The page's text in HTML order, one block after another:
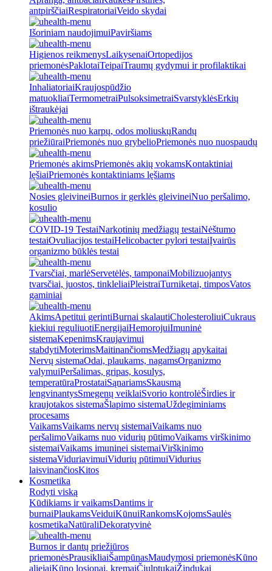
antpirščiaiRespiratoriaiVeido skydai
Išoriniam naudojimuiPaviršiams
Higienos reikmenysLaikysenaiOrtopedijos
priemonėsPaklotaiTeipaiTraumų gydymui ir profilaktikai
InhaliatoriaiKraujospūdžio
matuokliaiTermometraiPulsoksimetraiSvarstyklėsErkių
ištraukėjai
Priemonės nuo karpų, odos moliuskųRandų
priežiūraiPriemonės nuo grybelioPriemonės nuo nuospaudų
Priemonės akimsPriemonės akių vokamsKontaktiniai
lęšiaiPriemonės kontaktiniams lęšiams
Nosies gleivineiBurnos ir gerklės gleivineiNuo peršalimo,
kosulio
COVID-19 TestaiNarkotinių medžiagų testaiNėštumo
testaiOvuliacijos testaiHelicobacter pylori testaiĮvairūs
organizmo būklės testai
Tvarsčiai, marlėServetėlės, tamponaiMobilizuojantys
tvarsčiai, juostos, tinkleliaiPleistraiTurniketai, timposVatos
gaminiai
AkimsApetitui gerintiBurnai skalautiCholesteroliuiCukraus
kiekiui reguliuotiEnergijaiHemorojuiImuninė
sistemaKepenimsKraujavimui
stabdytiMoterimsMaitinančiomsMedžiagų apykaitai
Nervų sistemaOdai, plaukams, nagamsOrganizmo
valymuiPeršalimas, gripas, kosulys,
temperatūraProstataiSąnariamsSkausmą
lengvinantysSmegenų veiklaiSvorio kontrolėŠirdies ir
kraujotakos sistemaŠlapimo sistemaUždegiminiams
procesams
VaikamsVaikams nervų sistemaiVaikams nuo
peršalimoVaikams nuo vidurių pūtimoVaikams virškinimo
sistemaiVaikams imuninei sistemaiVirškinimo
sistemaViduriavimuiVidurių pūtimuiVidurius
laisvinančiosKitos
Kosmetika
Rodyti viską
Kūdikiams ir vaikamsDantims ir
burnaiPlaukamsVeiduiKūnuiRankomsKojomsSaulės
kosmetikaNatūraliDekoratyvinė
Burnos ir dantų priežiūros
priemonėsPrausikliaiŠampūnasMaudymosi priemonėsKūno
aliejaiKūno losjonai, kremaiČiulptukaiŽindukai